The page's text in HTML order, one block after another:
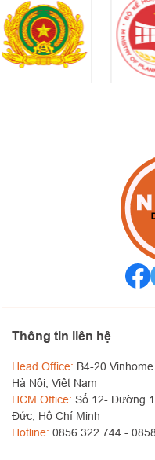
Thông tin liên hệ
Head Office: B4-20
Hà Nội, Việt Nam
HCM Office: Số 12- Đường
Đức, Hồ Chí Minh
Hotline: 0856.322.744 -